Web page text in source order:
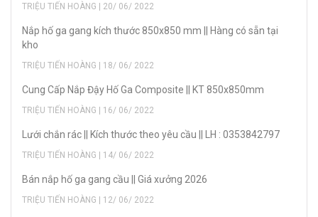
TRIỆU TIẾN HOÀNG | 20/ 06/ 2022
Nắp hố ga gang kích thước 850x850 mm || Hàng có sẵn tại
kho
TRIỆU TIẾN HOÀNG | 18/ 06/ 2022
Cung Cấp Nắp Đậy Hố Ga Composite || KT 850x850mm
TRIỆU TIẾN HOÀNG | 16/ 06/ 2022
Lưới chắn rác || Kích thước theo yêu cầu || LH : 0353842797
TRIỆU TIẾN HOÀNG | 14/ 06/ 2022
Bán nắp hố ga gang cầu || Giá xưởng 2026
TRIỆU TIẾN HOÀNG | 12/ 06/ 2022